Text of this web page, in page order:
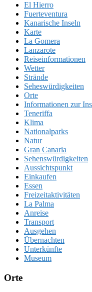
El Hierro
Fuerteventura
Kanarische Inseln
Karte
La Gomera
Lanzarote
Reiseinformationen
Wetter
Strände
Seheswürdigkeiten
Orte
Informationen zur
Teneriffa
Klima
Nationalparks
Natur
Gran Canaria
Sehenswürdigkeiten
Aussichtspunkt
Einkaufen
Essen
Freizeitaktivitäten
La Palma
Anreise
Transport
Ausgehen
Übernachten
Unterkünfte
Museum
Orte